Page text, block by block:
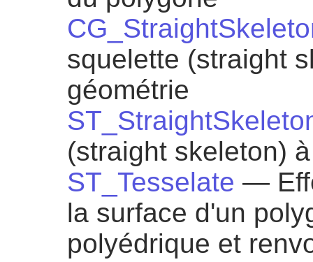
squelette (straight
géométrie
(straight skeleton)
ST_Tesselate —
la surface d'un
polyédrique et